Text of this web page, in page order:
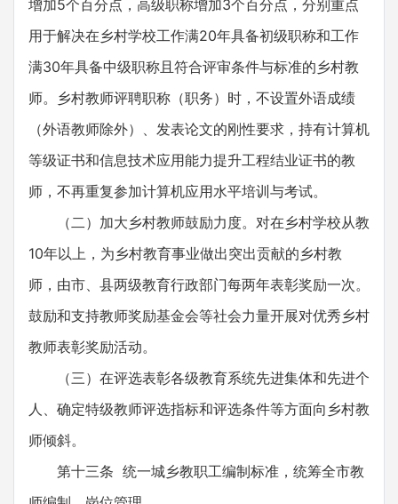
增加5个百分点，高级职称增加3个百分点，分别重点
用于解决在乡村学校工作满20年具备初级职称和工作
满30年具备中级职称且符合评审条件与标准的乡村教
师。乡村教师评聘职称（职务）时，不设置外语成绩
（外语教师除外）、发表论文的刚性要求，持有计算机
等级证书和信息技术应用能力提升工程结业证书的教
师，不再重复参加计算机应用水平培训与考试。
（二）加大乡村教师鼓励力度。对在乡村学校从教
10年以上，为乡村教育事业做出突出贡献的乡村教
师，由市、县两级教育行政部门每两年表彰奖励一次。
鼓励和支持教师奖励基金会等社会力量开展对优秀乡村
教师表彰奖励活动。
（三）在评选表彰各级教育系统先进集体和先进个
人、确定特级教师评选指标和评选条件等方面向乡村教
师倾斜。
第十三条 统一城乡教职工编制标准，统筹全市教